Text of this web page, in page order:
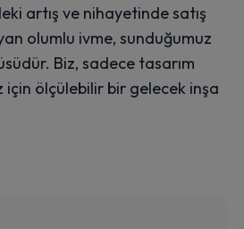
artış ve nihayetinde satış
olumlu ivme, sunduğumuz
Biz, sadece tasarım
için ölçülebilir bir gelecek inşa